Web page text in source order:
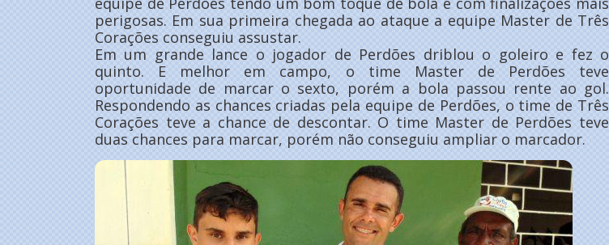
perigosas. Em sua primeira chegada ao ataque a equipe Master de Três
Corações conseguiu assustar.
Em um grande lance o jogador de Perdões driblou o goleiro e fez o
quinto. E melhor em campo, o time Master de Perdões teve
oportunidade de marcar o sexto, porém a bola passou rente ao gol.
Respondendo as chances criadas pela equipe de Perdões, o time de Três
Corações teve a chance de descontar. O time Master de Perdões teve
duas chances para marcar, porém não conseguiu ampliar o marcador.